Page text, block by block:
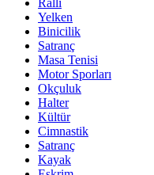
Ralli
Yelken
Binicilik
Satranç
Masa Tenisi
Motor Sporları
Okçuluk
Halter
Kültür
Cimnastik
Satranç
Kayak